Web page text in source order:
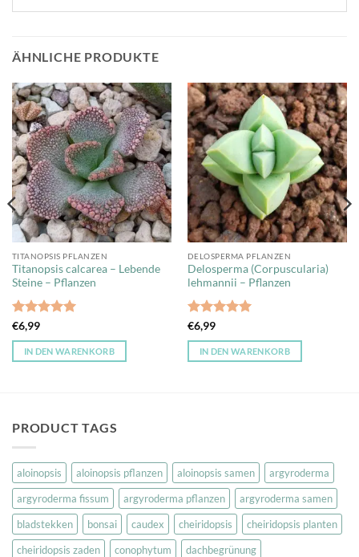
ÄHNLICHE PRODUKTE
TITANOPSIS PFLANZEN
Titanopsis calcarea – Lebende
Steine – Pflanzen
Bewertet
mit5von
€6,99
IN DEN WARENKORB
DELOSPERMA PFLANZEN
Delosperma (Corpuscularia)
lehmannii – Pflanzen
Bewertet
mit5von
€6,99
IN DEN WARENKORB
PRODUCT TAGS
aloinopsis aloinopsis pflanzen aloinopsis samen
argyroderma
argyroderma fissum
argyroderma pflanzen
argyroderma samen
bladstekken
bonsai caudex cheiridopsis
cheiridopsis planten
cheiridopsis zaden
conophytum
dachbegrünung